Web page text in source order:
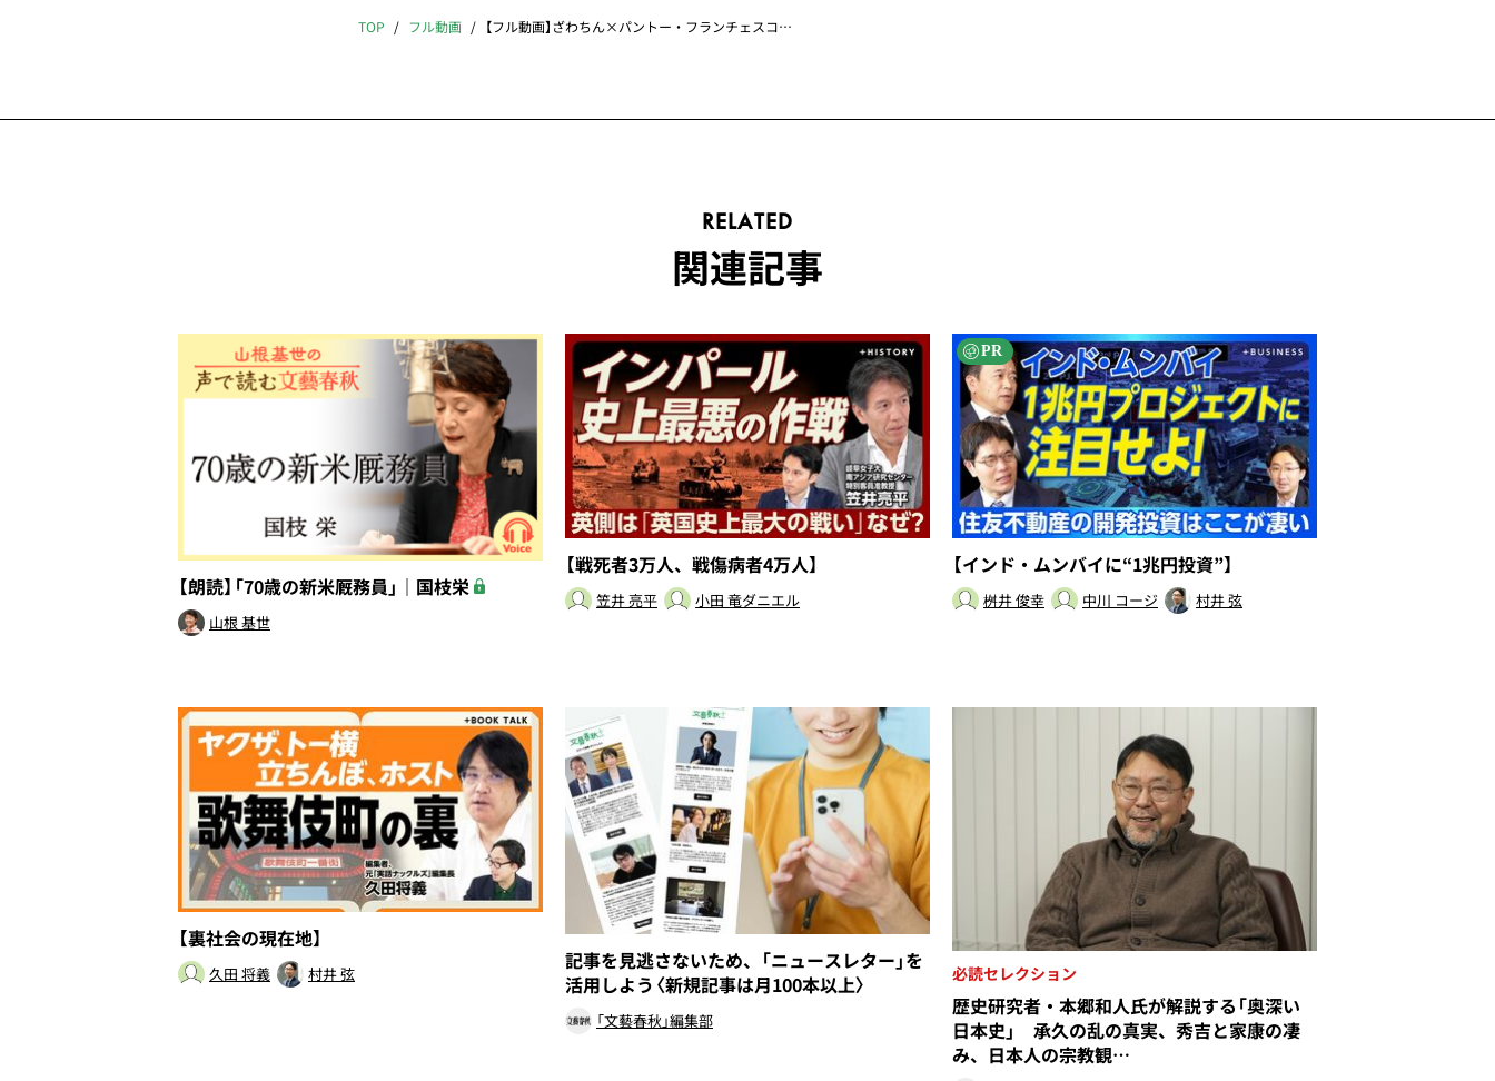
TOP フル動画 【フル動画】ざわちん×パントー・フランチェスコ×秋山千佳「コロナよりルッキズム？ 私たちはなぜマスクを外せないのか」
RELATED
関連記事
【朗読】「70歳の新米厩務員」｜国枝栄
山根 基世
【戦死者3万人、戦傷病者4万人】
笠井 亮平 小田 竜ダニエル
PR
【インド・ムンバイに“1兆円投資”】
桝井 俊幸 中川 コージ 村井 弦
【裏社会の現在地】
久田 将義 村井 弦
記事を見逃さないため、「ニュースレター」を
活用しよう〈新規記事は月100本以上〉
「文藝春秋」編集部
必読セレクション
歴史研究者・本郷和人氏が解説する「奥深い
日本史」 承久の乱の真実、秀吉と家康の凄
み、日本人の宗教観…